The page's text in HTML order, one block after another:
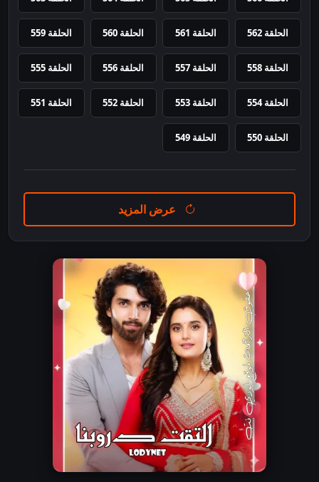
الحلقة 562 الحلقة 561 الحلقة 560 الحلقة 559
الحلقة 558 الحلقة 557 الحلقة 556 الحلقة 555
الحلقة 554 الحلقة 553 الحلقة 552 الحلقة 551
الحلقة 550 الحلقة 549
عرض المزيد